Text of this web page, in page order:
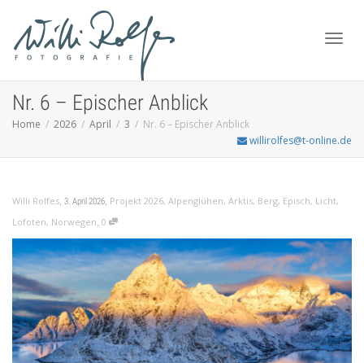
Nr. 6 – Epischer Anblick
Home 2026 April 3
Nr. 6 – Epischer Anblick
willirolfes@t-online.de
Willi Rolfes, 3. April 2026, Projekt 2026, Alpenglühen, Arktis, Berg, Episch, Licht,
Lofoten, Norwegen, 0